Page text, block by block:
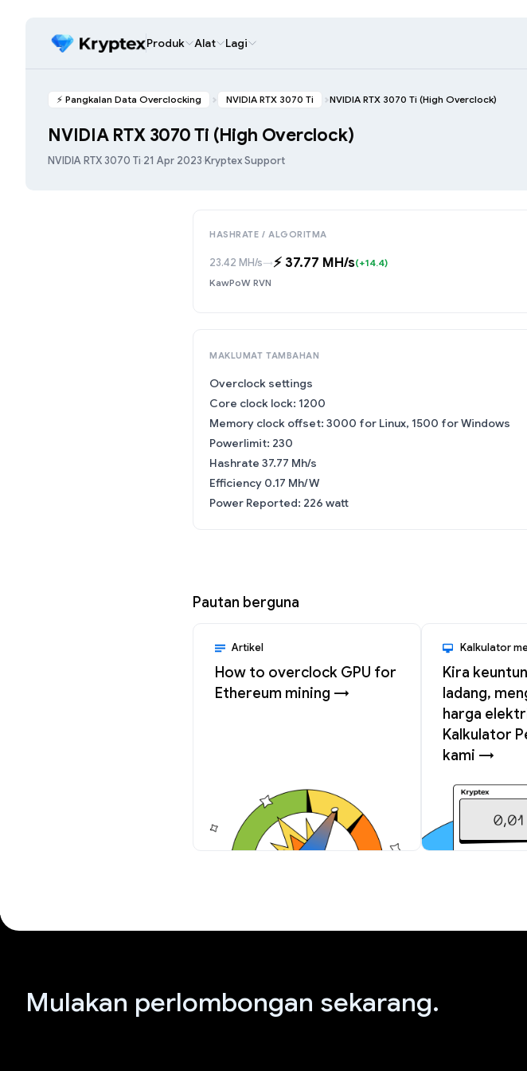
Produk Alat Lagi
⚡️ Pangkalan Data Overclocking NVIDIA RTX 3070 Ti NVIDIA RTX 3070 Ti (High Overclock)
NVIDIA RTX 3070 Ti (High Overclock)
NVIDIA RTX 3070 Ti·21 Apr 2023·Kryptex Support
HASHRATE / ALGORITMA
23.42 MH/s→⚡️ 37.77 MH/s(+14.4)
KawPoW RVN
MAKLUMAT TAMBAHAN
Overclock settings
Core clock lock: 1200
Memory clock offset: 3000 for Linux, 1500 for Windows
Powerlimit: 230
Hashrate 37.77 Mh/s
Efficiency 0.17 Mh/W
Power Reported: 226 watt
Pautan berguna
Artikel
How to overclock GPU for
Ethereum mining →
Kalkulator
Kira
ladang,
harga
Kalkulator
kami →
Mulakan perlombongan sekarang.